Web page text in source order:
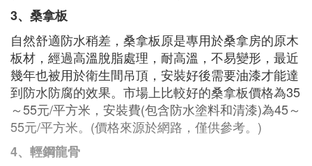
3、桑拿板
自然舒適防水稍差，桑拿板原是專用於桑拿房的原木
板材，經過高溫脫脂處理，耐高溫，不易變形，最近
幾年也被用於衛生間吊頂，安裝好後需要油漆才能達
到防水防腐的效果。市場上比較好的桑拿板價格為35
～55元/平方米，安裝費(包含防水塗料和清漆)為45～
55元/平方米。(價格來源於網路，僅供參考。)
4、輕鋼龍骨